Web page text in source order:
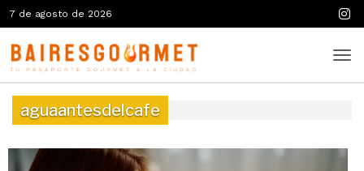
7 de agosto de 2026
aguaantesdelcafe